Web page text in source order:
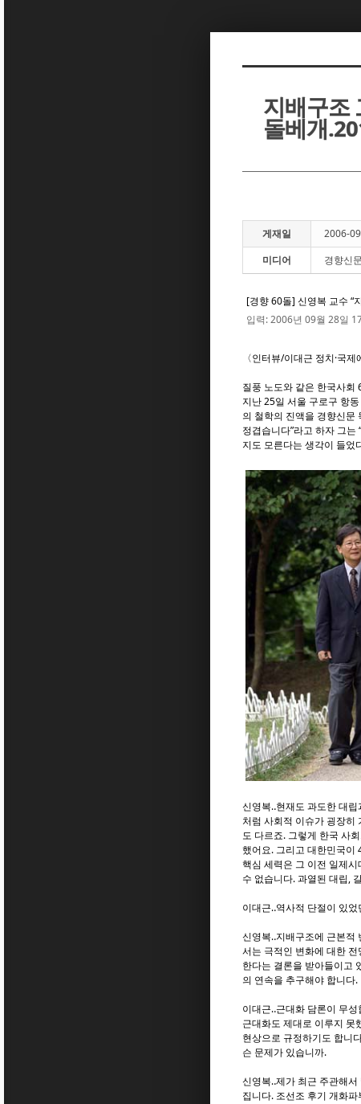
지배구조
돌베개
게재일
2006-
미디어
경향신
[경향 60돌] 신영복 교수 “
입력: 2006년 09월 28일
〈인터뷰/이대근 정치·국제
질풍 노도와 같은 한국사회
지난 25일 서울 구로구 항
의 철학의 진액을 경향신문
정겹습니다”라고 하자 그는
지도 모른다는 생각이 들었
신영복‥현재도 과도한 대
처럼 사회적 이슈가 굉장히
도 다르죠. 그렇게 한국 사
했어요. 그리고 대한민국이
핵심 세력은 그 이전 일제
수 없습니다. 과열된 대립,
이대근‥역사적 단절이 있
신영복‥지배구조에 근본적
서는 극적인 변화에 대한
한다는 결론을 받아들이고
의 연속을 추구해야 합니다.
이대근‥근대화 담론이 무
근대화도 제대로 이루지 못
현상으로 규정하기도 합니
슨 문제가 있습니까.
신영복‥제가 최근 주관해
집니다. 조선조 후기 개화
Sketchbook5, 스케치북5
Sketchbook5, 스케치북5
Sketchbook5, 스케치북5
Sketchbook5, 스케치북5